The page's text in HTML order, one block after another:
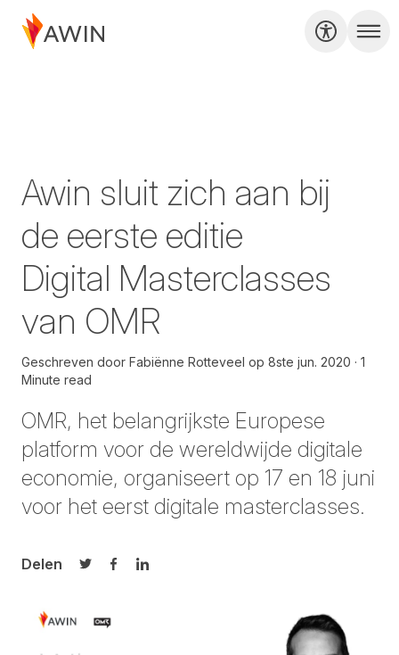
Awin sluit zich aan bij
de eerste editie
Digital Masterclasses
van OMR
Geschreven door Fabiënne Rotteveel op 8ste jun. 2020
1
Minute read
OMR, het belangrijkste Europese
platform voor de wereldwijde digitale
economie, organiseert op 17 en 18 juni
voor het eerst digitale masterclasses.
Delen
Delen op Twitter
Delen op Facebook
Delen op LinkedIn